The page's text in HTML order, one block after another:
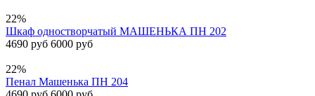
22%
Шкаф одностворчатый МАШЕНЬКА ПН 202
4690 руб 6000 руб
22%
Пенал Машенька ПН 204